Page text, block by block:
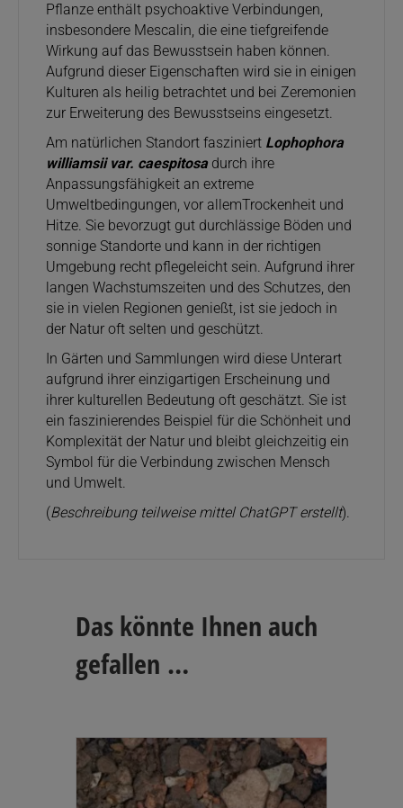
Pflanze enthält psychoaktive Verbindungen,
insbesondere Mescalin, die eine tiefgreifende
Wirkung auf das Bewusstsein haben können.
Aufgrund dieser Eigenschaften wird sie in einigen
Kulturen als heilig betrachtet und bei Zeremonien
zur Erweiterung des Bewusstseins eingesetzt.
Am natürlichen Standort fasziniert Lophophora
williamsii var. caespitosadurch ihre
Anpassungsfähigkeit an extreme
Umweltbedingungen, vor allemTrockenheit und
Hitze. Sie bevorzugt gut durchlässige Böden und
sonnige Standorte und kann in der richtigen
Umgebung recht pflegeleicht sein. Aufgrund ihrer
langen Wachstumszeiten und des Schutzes, den
sie in vielen Regionen genießt, ist sie jedoch in
der Natur oft selten und geschützt.
In Gärten und Sammlungen wird diese Unterart
aufgrund ihrer einzigartigen Erscheinung und
ihrer kulturellen Bedeutung oft geschätzt. Sie ist
ein faszinierendes Beispiel für die Schönheit und
Komplexität der Natur und bleibt gleichzeitig ein
Symbol für die Verbindung zwischen Mensch
und Umwelt.
(Beschreibung teilweise mittel ChatGPT erstellt).
Das könnte Ihnen auch
gefallen …